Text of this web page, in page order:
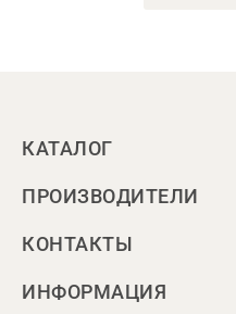
КАТАЛОГ
ПРОИЗВОДИТЕЛИ
КОНТАКТЫ
ИНФОРМАЦИЯ